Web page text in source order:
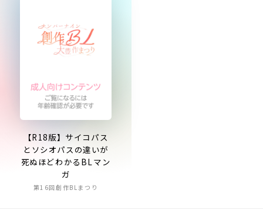
【R18版】サイコパス
とソシオパスの違いが
死ぬほどわかるBLマン
ガ
第16回創作BLまつり